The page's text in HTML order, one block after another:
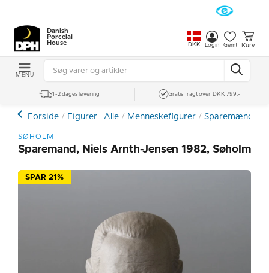
Danish
Porcelain
House
DKK Login Gemt Kurv
MENU
1-2 dages levering Gratis fragt over DKK 799,-
Forside Figurer - Alle Menneskefigurer Sparemænd -
SØHOLM
Sparemand, Niels Arnth-Jensen 1982, Søholm
SPAR 21%